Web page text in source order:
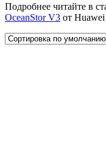
Подробнее читайте в
OceanStor V3 от Huawei